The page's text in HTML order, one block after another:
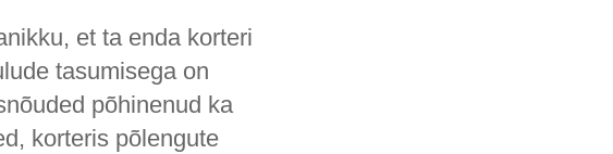
et ta enda korteri
tasumisega on
põhinenud ka
korteris põlengute